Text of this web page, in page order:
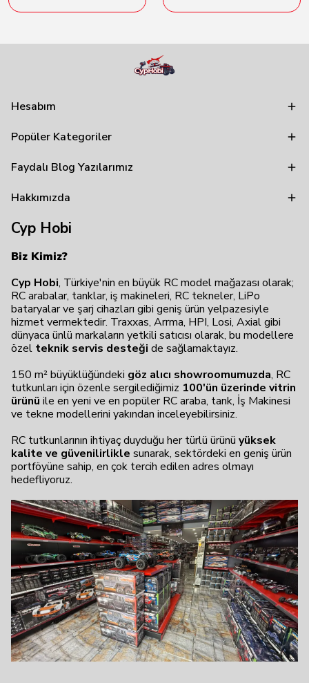
Hesabım
Popüler Kategoriler
Faydalı Blog Yazılarımız
Hakkımızda
Cyp Hobi
Biz Kimiz?
Cyp Hobi, Türkiye'nin en büyük RC model mağazası olarak;
RC arabalar, tanklar, iş makineleri, RC tekneler, LiPo
bataryalar ve şarj cihazları gibi geniş ürün yelpazesiyle
hizmet vermektedir. Traxxas, Arrma, HPI, Losi, Axial gibi
dünyaca ünlü markaların yetkili satıcısı olarak, bu modellere
özel teknik servis desteği de sağlamaktayız.
150 m² büyüklüğündeki göz alıcı showroomumuzda, RC
tutkunları için özenle sergilediğimiz 100'ün üzerinde vitrin
ürünü ile en yeni ve en popüler RC araba, tank, İş Makinesi
ve tekne modellerini yakından inceleyebilirsiniz.
RC tutkunlarının ihtiyaç duyduğu her türlü ürünü yüksek
kalite ve güvenilirlikle sunarak, sektördeki en geniş ürün
portföyüne sahip, en çok tercih edilen adres olmayı
hedefliyoruz.